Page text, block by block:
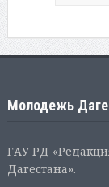
Молодежь
ГАУ РД
Дагестана».